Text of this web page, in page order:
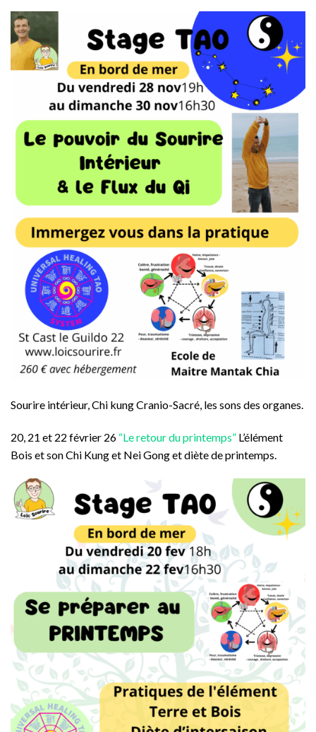
Sourire intérieur, Chi kung Cranio-Sacré, les sons des organes.
20, 21 et 22 février 26 “Le retour du printemps” L’élément
Bois et son Chi Kung et Nei Gong et diète de printemps.